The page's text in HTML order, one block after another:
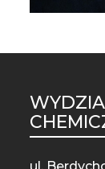
ul.